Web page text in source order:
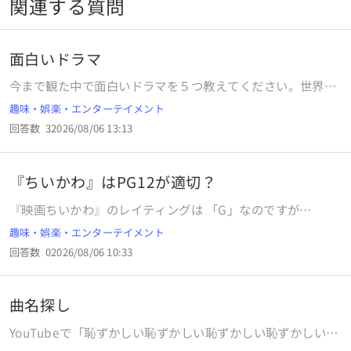
関連する質問
面白いドラマ
今まで観た中で面白いドラマを５つ教えてください。世界各
国のドラマを含みます。ドラマのジャンルと何が良いのかも
短文でいいので教えてください。
趣味・娯楽・エンターテイメント
回答数 32026/08/06 13:13
『ちいかわ』はPG12が適切？
『映画ちいかわ』のレイティングは 「G」なのですが
「PG12」のほうが適切ではないのでしょうか？ 映画をご覧
になった方の見解はいかがですか？
趣味・娯楽・エンターテイメント
回答数 02026/08/06 10:33
曲名探し
YouTubeで「恥ずかしい恥ずかしい恥ずかしい恥ずかしい彼